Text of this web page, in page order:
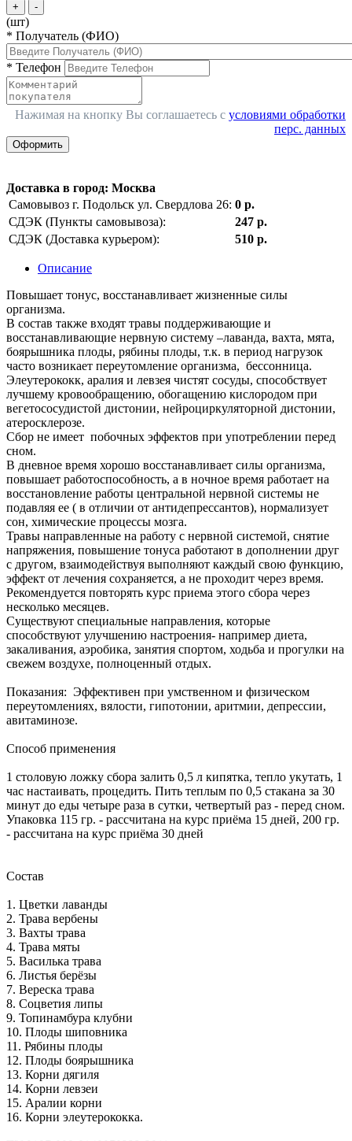
+ -
(шт)
* Получатель (ФИО)
* Телефон
Нажимая на кнопку Вы соглашаетесь с условиями обработки
перс. данных
Оформить
Доставка в город: Москва
Самовывоз г. Подольск ул. Свердлова 26: 0 р.
СДЭК (Пункты самовывоза):
247 р.
СДЭК (Доставка курьером):
510 р.
Описание
Повышает тонус, восстанавливает жизненные силы
организма.
В состав также входят травы поддерживающие и
восстанавливающие нервную систему –лаванда, вахта, мята,
боярышника плоды, рябины плоды, т.к. в период нагрузок
часто возникает переутомление организма, бессонница.
Элеутерококк, аралия и левзея чистят сосуды, способствует
лучшему кровообращению, обогащению кислородом при
вегетососудистой дистонии, нейроциркуляторной дистонии,
атеросклерозе.
Сбор не имеет побочных эффектов при употреблении перед
сном.
В дневное время хорошо восстанавливает силы организма,
повышает работоспособность, а в ночное время работает на
восстановление работы центральной нервной системы не
подавляя ее ( в отличии от антидепрессантов), нормализует
сон, химические процессы мозга.
Травы направленные на работу с нервной системой, снятие
напряжения, повышение тонуса работают в дополнении друг
с другом, взаимодействуя выполняют каждый свою функцию,
эффект от лечения сохраняется, а не проходит через время.
Рекомендуется повторять курс приема этого сбора через
несколько месяцев.
Существуют специальные направления, которые
способствуют улучшению настроения- например диета,
закаливания, аэробика, занятия спортом, ходьба и прогулки на
свежем воздухе, полноценный отдых.
Показания: Эффективен при умственном и физическом
переутомлениях, вялости, гипотонии, аритмии, депрессии,
авитаминозе.
Способ применения
1 столовую ложку сбора залить 0,5 л кипятка, тепло укутать, 1
час настаивать, процедить. Пить теплым по 0,5 стакана за 30
минут до еды четыре раза в сутки, четвертый раз - перед сном.
Упаковка 115 гр. - рассчитана на курс приёма 15 дней, 200 гр.
- рассчитана на курс приёма 30 дней
Состав
1. Цветки лаванды
2. Трава вербены
3. Вахты трава
4. Трава мяты
5. Василька трава
6. Листья берёзы
7. Вереска трава
8. Соцветия липы
9. Топинамбура клубни
10. Плоды шиповника
11. Рябины плоды
12. Плоды боярышника
13. Корни дягиля
14. Корни левзеи
15. Аралии корни
16. Корни элеутерококка.